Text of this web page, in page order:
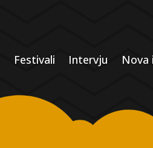
Festivali Intervju Nova